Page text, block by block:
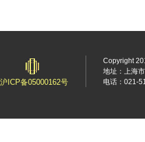
沪ICP备05000162号
Copyright
地址：上海
电话：021-